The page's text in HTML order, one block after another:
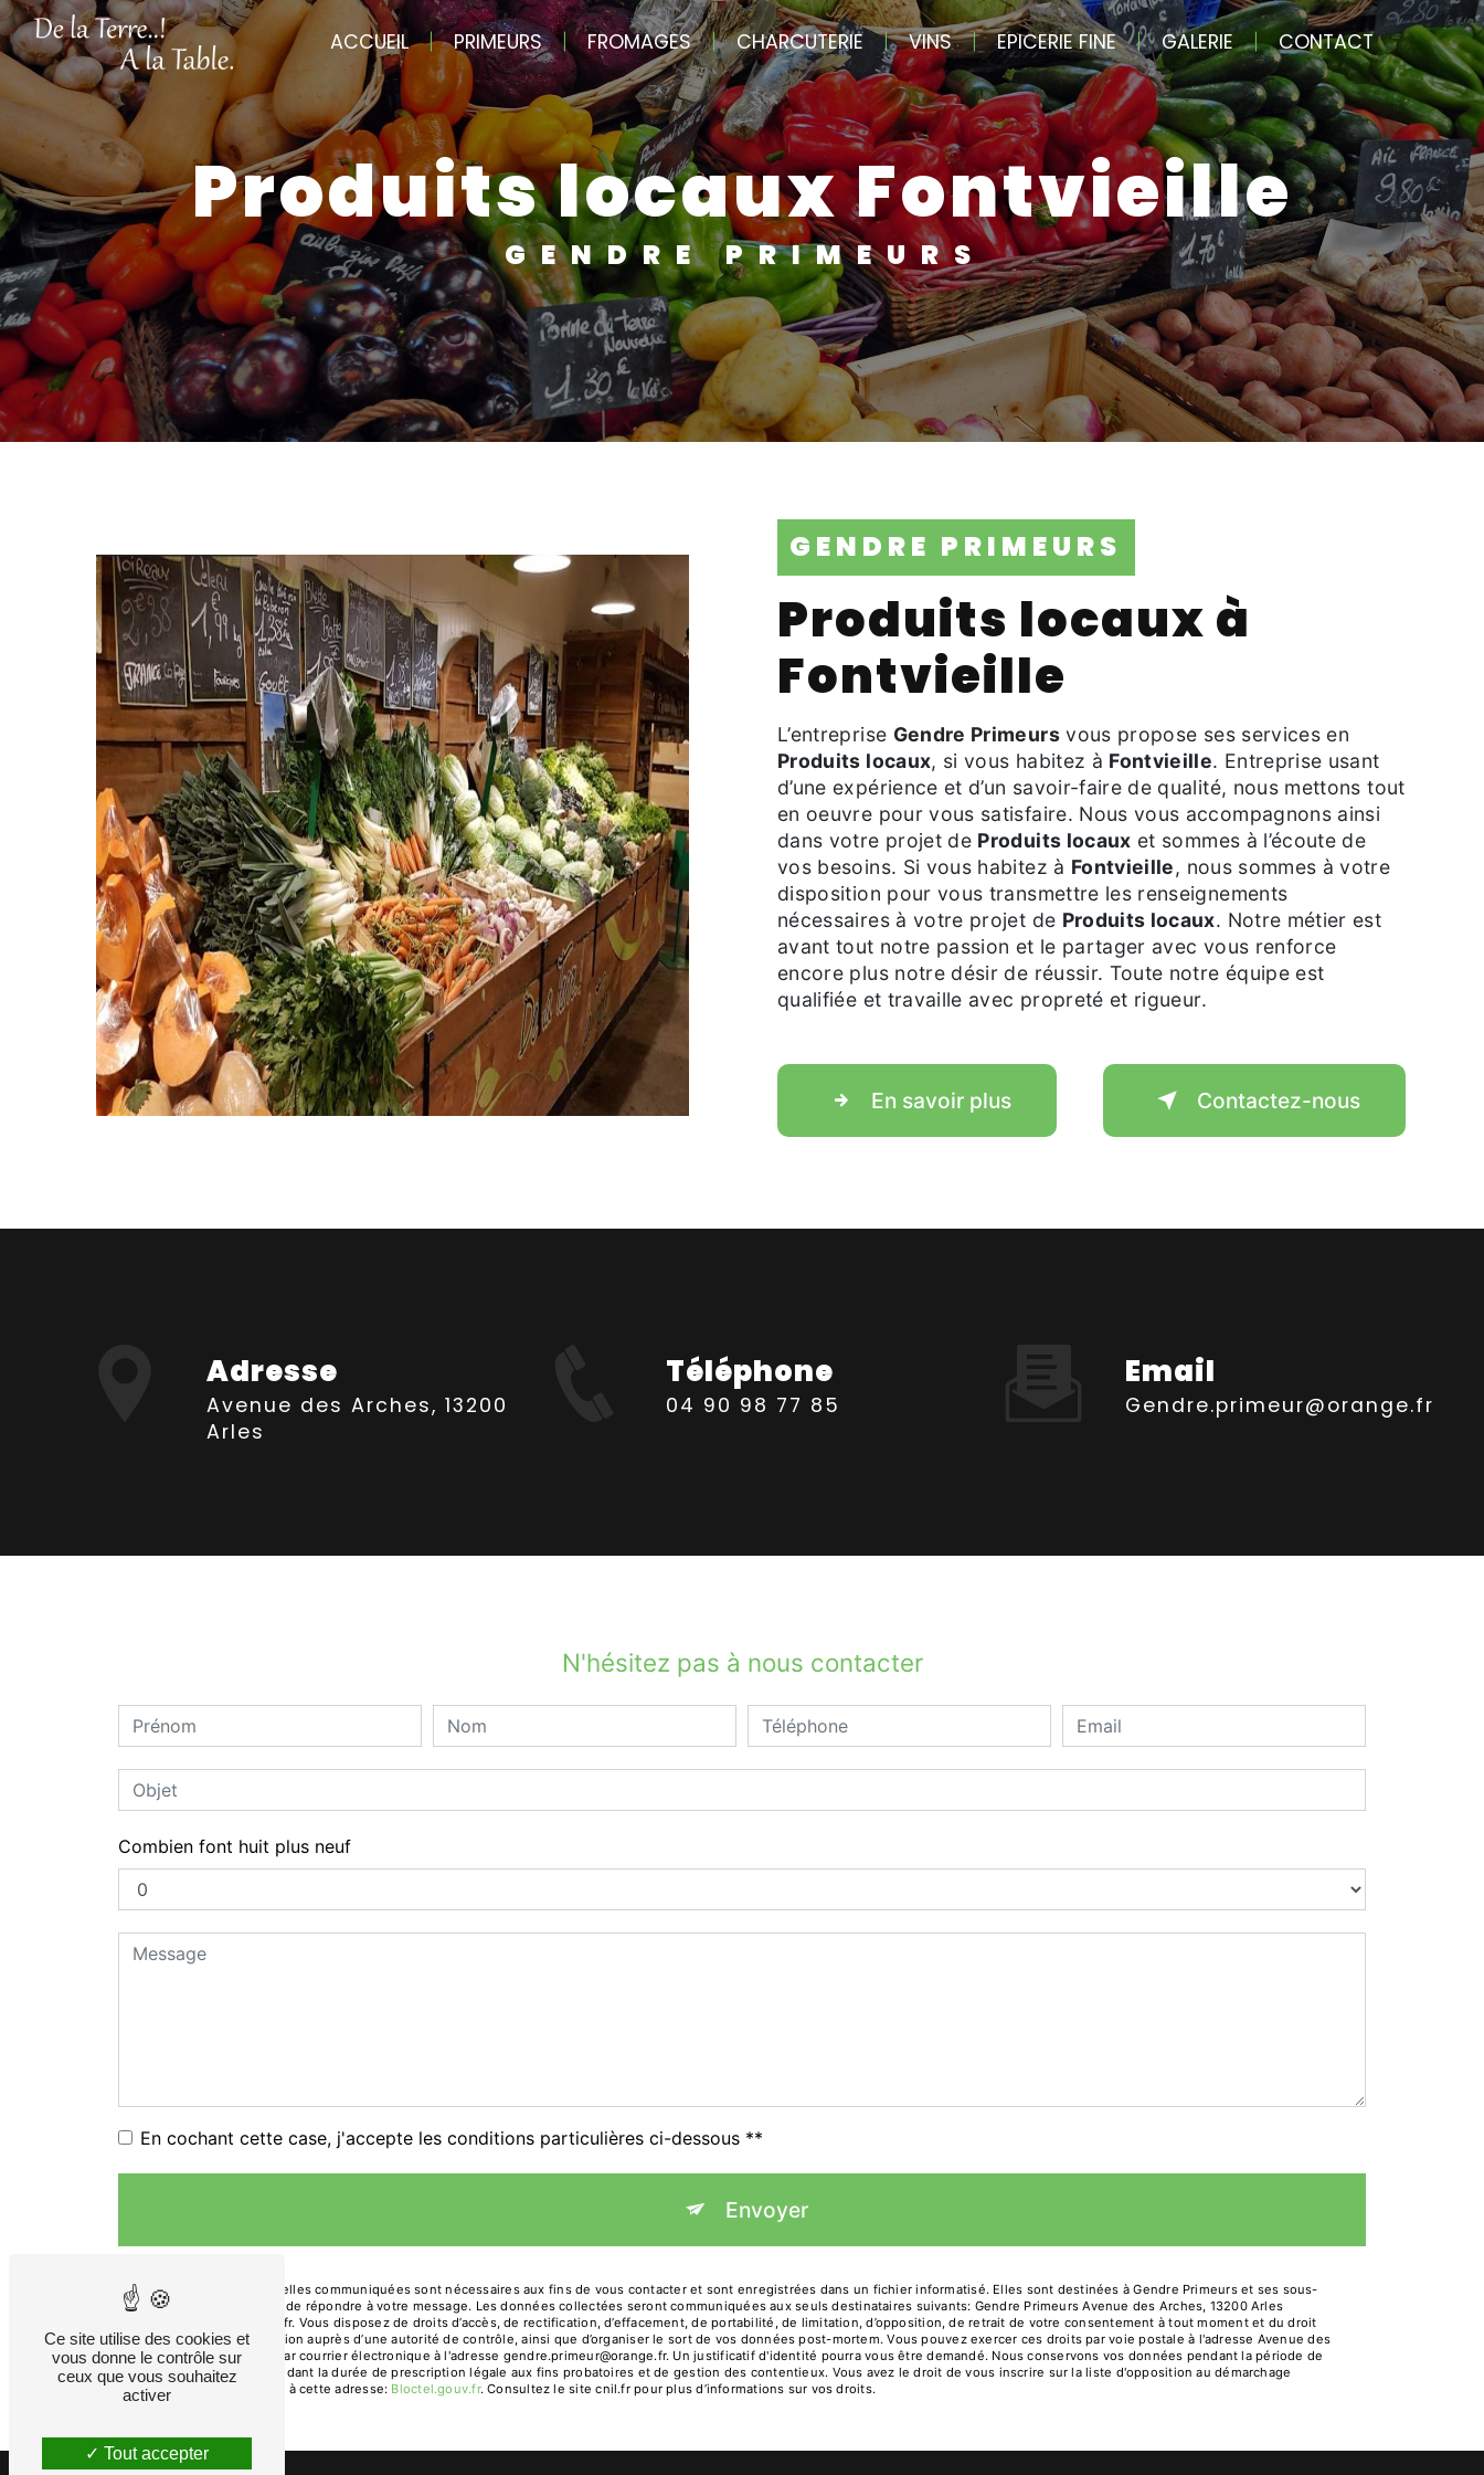
ACCUEIL PRIMEURS FROMAGES CHARCUTERIE VINS EPICERIE FINE GALERIE CONTACT
Produits locaux Fontvieille
GENDRE PRIMEURS
GENDRE PRIMEURS
Produits locaux à
Fontvieille
L’entreprise Gendre Primeursvous propose ses services en
Produits locaux, si vous habitez à Fontvieille. Entreprise usant
d’une expérience et d’un savoir-faire de qualité, nous mettons tout
en oeuvre pour vous satisfaire. Nous vous accompagnons ainsi
dans votre projet de Produits locaux et sommes à l’écoute de
vos besoins. Si vous habitez à Fontvieille, nous sommes à votre
disposition pour vous transmettre les renseignements
nécessaires à votre projet de Produits locaux. Notre métier est
avant tout notre passion et le partager avec vous renforce
encore plus notre désir de réussir. Toute notre équipe est
qualifiée et travaille avec propreté et rigueur.
En savoir plus Contactez-nous
Adresse
Avenue des Arches, 13200
Arles
Téléphone
04 90 98 77 85
Email
gendre.primeur@orange.fr
N'hésitez pas à nous contacter
Combien font huit plus neuf
En cochant cette case, j'accepte les conditions particulières ci-dessous **
Envoyer
** Les données personnelles communiquées sont nécessaires aux fins de vous contacter et sont enregistrées dans un fichier informatisé. Elles sont destinées à Gendre Primeurs et ses sous-
traitants dans le seul but de répondre à votre message. Les données collectées seront communiquées aux seuls destinataires suivants: Gendre Primeurs Avenue des Arches, 13200 Arles
gendre.primeur@orange.fr. Vous disposez de droits d’accès, de rectification, d’effacement, de portabilité, de limitation, d’opposition, de retrait de votre consentement à tout moment et du droit
d’introduire une réclamation auprès d’une autorité de contrôle, ainsi que d’organiser le sort de vos données post-mortem. Vous pouvez exercer ces droits par voie postale à l'adresse Avenue des
Arches, 13200 Arles ou par courrier électronique à l'adresse gendre.primeur@orange.fr. Un justificatif d'identité pourra vous être demandé. Nous conservons vos données pendant la période de
prise de contact puis pendant la durée de prescription légale aux fins probatoires et de gestion des contentieux. Vous avez le droit de vous inscrire sur la liste d'opposition au démarchage
téléphonique, disponible à cette adresse:
Bloctel.gouv.fr. Consultez le site cnil.fr pour plus d’informations sur vos droits.
Panneau de gestion des cookies
Ce site utilise des cookies et
vous donne le contrôle sur
ceux que vous souhaitez
activer
Tout accepter